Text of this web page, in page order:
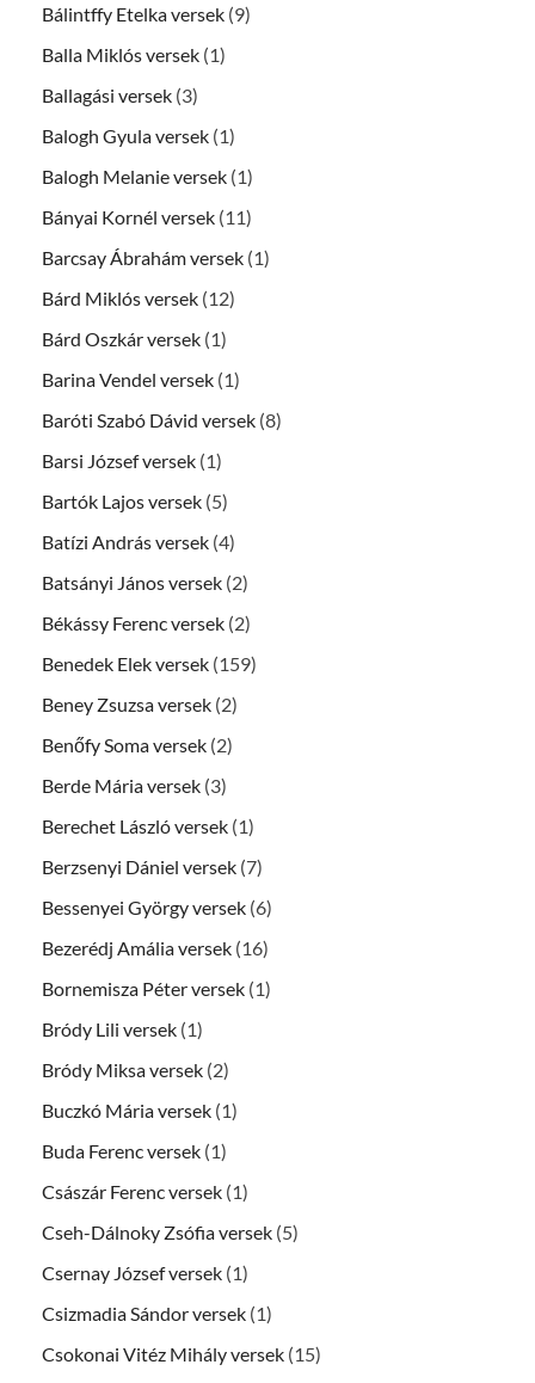
Bálintffy Etelka versek (9)
Balla Miklós versek (1)
Ballagási versek (3)
Balogh Gyula versek (1)
Balogh Melanie versek (1)
Bányai Kornél versek (11)
Barcsay Ábrahám versek (1)
Bárd Miklós versek (12)
Bárd Oszkár versek (1)
Barina Vendel versek (1)
Baróti Szabó Dávid versek (8)
Barsi József versek (1)
Bartók Lajos versek (5)
Batízi András versek (4)
Batsányi János versek (2)
Békássy Ferenc versek (2)
Benedek Elek versek (159)
Beney Zsuzsa versek (2)
Benőfy Soma versek (2)
Berde Mária versek (3)
Berechet László versek (1)
Berzsenyi Dániel versek (7)
Bessenyei György versek (6)
Bezerédj Amália versek (16)
Bornemisza Péter versek (1)
Bródy Lili versek (1)
Bródy Miksa versek (2)
Buczkó Mária versek (1)
Buda Ferenc versek (1)
Császár Ferenc versek (1)
Cseh-Dálnoky Zsófia versek (5)
Csernay József versek (1)
Csizmadia Sándor versek (1)
Csokonai Vitéz Mihály versek (15)